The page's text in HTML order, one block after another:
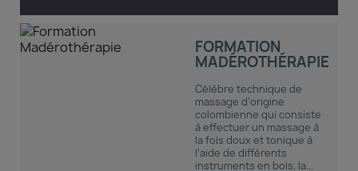
FORMATION
MADÉROTHÉRAPIE
Célèbre technique de
massage d’origine
colombienne qui consiste
à effectuer un massage à
la fois doux et tonique à
l’aide de différents
instruments en bois, la...